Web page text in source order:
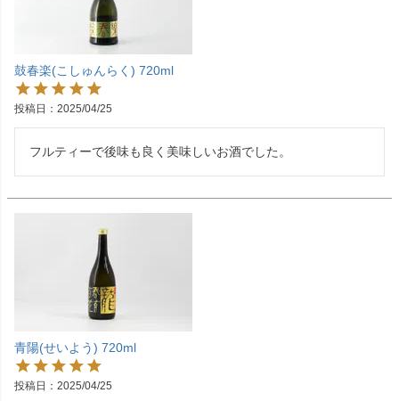
鼓春楽(こしゅんらく) 720ml
投稿日 2025/04/25
フルティーで後味も良く美味しいお酒でした。
青陽(せいよう) 720ml
投稿日 2025/04/25